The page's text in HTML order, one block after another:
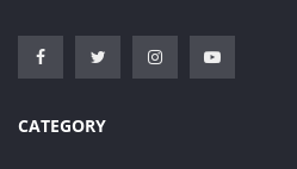
CATEGORY